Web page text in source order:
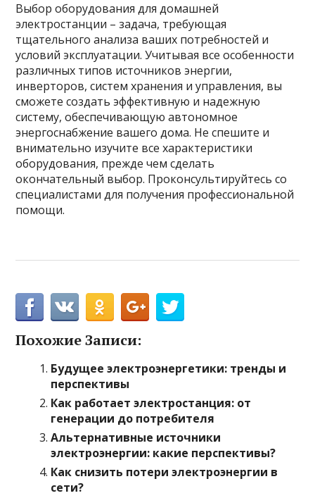
Выбор оборудования для домашней
электростанции – задача, требующая
тщательного анализа ваших потребностей и
условий эксплуатации. Учитывая все особенности
различных типов источников энергии,
инверторов, систем хранения и управления, вы
сможете создать эффективную и надежную
систему, обеспечивающую автономное
энергоснабжение вашего дома. Не спешите и
внимательно изучите все характеристики
оборудования, прежде чем сделать
окончательный выбор. Проконсультируйтесь со
специалистами для получения профессиональной
помощи.
Похожие Записи:
Будущее электроэнергетики: тренды и
перспективы
Как работает электростанция: от
генерации до потребителя
Альтернативные источники
электроэнергии: какие перспективы?
Как снизить потери электроэнергии в
сети?